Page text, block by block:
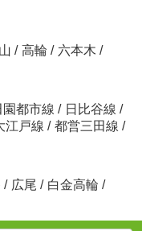
/ 高輪 / 六本木 /
都市線 / 日比谷線 /
江戸線 / 都営三田線 /
/ 広尾 / 白金高輪 /